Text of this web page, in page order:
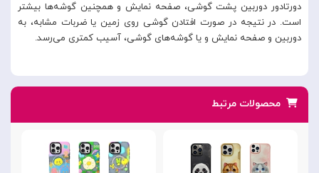
دورتادور دوربین پشت گوشی، صفحه نمایش و همچنین گوشه‌ها بیشتر
است. در نتیجه در صورت افتادن گوشی روی زمین یا ضربات مشابه، به
دوربین و صفحه نمایش و یا گوشه‌های گوشی، آسیب کمتری می‌رسد.
محصولات مرتبط